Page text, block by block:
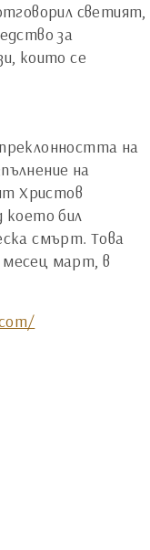
светият,
за
които се
на
на
Христов
което бил
смърт. Това
месец март, в